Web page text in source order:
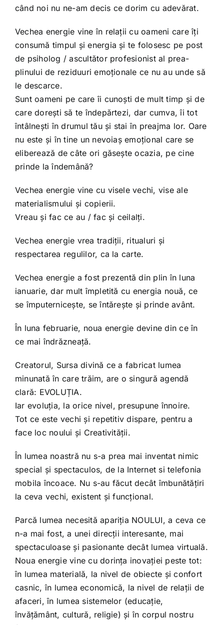
când noi nu ne-am decis ce dorim cu adevărat.
Vechea energie vine în relații cu oameni care îți
consumă timpul și energia și te folosesc pe post
de psiholog / ascultător profesionist al prea-
plinului de reziduuri emoționale ce nu au unde să
le descarce.
Sunt oameni pe care îi cunoști de mult timp și de
care dorești să te îndepărtezi, dar cumva, îi tot
întâlnești în drumul tău și stai în preajma lor. Oare
nu este și în tine un nevoiaș emoțional care se
eliberează de câte ori găsește ocazia, pe cine
prinde la îndemână?
Vechea energie vine cu visele vechi, vise ale
materialismului și copierii.
Vreau și fac ce au / fac și ceilalți.
Vechea energie vrea tradiții, ritualuri și
respectarea regulilor, ca la carte.
Vechea energie a fost prezentă din plin în luna
ianuarie, dar mult împletită cu energia nouă, ce
se împuternicește, se întărește și prinde avânt.
În luna februarie, noua energie devine din ce în
ce mai îndrăzneață.
Creatorul, Sursa divină ce a fabricat lumea
minunată în care trăim, are o singură agendă
clară: EVOLUȚIA.
Iar evoluția, la orice nivel, presupune înnoire.
Tot ce este vechi și repetitiv dispare, pentru a
face loc noului și Creativității.
În lumea noastră nu s-a prea mai inventat nimic
special și spectaculos, de la Internet si telefonia
mobila încoace. Nu s-au făcut decât îmbunătățiri
la ceva vechi, existent și funcțional.
Parcă lumea necesită apariția NOULUI, a ceva ce
n-a mai fost, a unei direcții interesante, mai
spectaculoase și pasionante decât lumea virtuală.
Noua energie vine cu dorința inovației peste tot:
în lumea materială, la nivel de obiecte și confort
casnic, în lumea economică, la nivel de relații de
afaceri, în lumea sistemelor (educație,
învățământ, cultură, religie) și în corpul nostru